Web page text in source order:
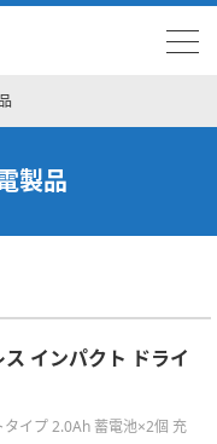
製品
インパクト ドライ
イプ 2.0Ah 蓄電池×2個 充